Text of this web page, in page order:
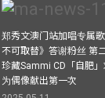
郑秀文澳门站加唱专属
不可取替》答谢粉丝 第
珍藏Sammi CD「自肥
为偶像献出第一次